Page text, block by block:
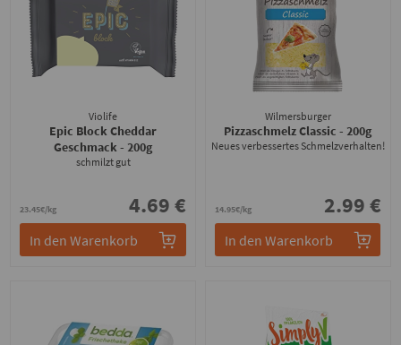
Violife
Epic Block Cheddar
Geschmack- 200g
schmilzt gut
23.45€/kg 4.69 €
In den Warenkorb
Wilmersburger
Pizzaschmelz Classic- 200g
Neues verbessertes Schmelzverhalten!
14.95€/kg 2.99 €
In den Warenkorb